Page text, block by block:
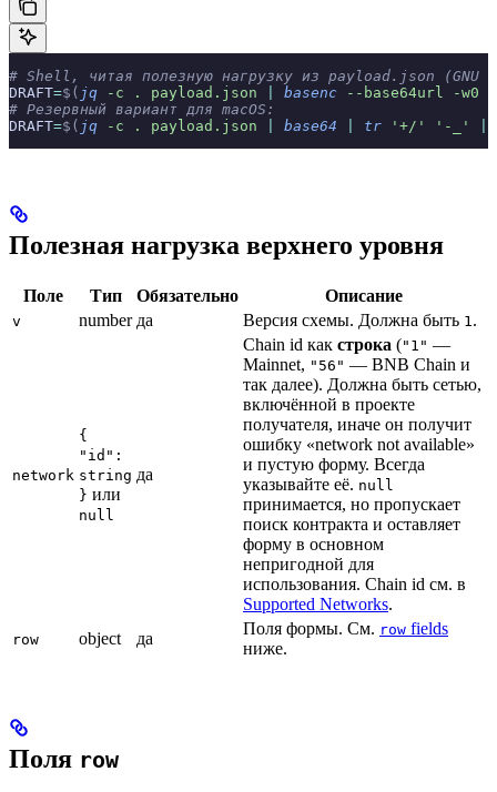
# Shell, читая полезную нагрузку из payload.json
DRAFT=$( jq -c . payload.json basenc --base64url -w0
# Резервный вариант для macOS:
DRAFT=$( jq -c . payload.json base64 tr '+/' '-_'
Полезная нагрузка верхнего уровня
Поле Тип Обязательно Описание
v number да Версия схемы. Должна быть 1.
network
{
"id":
string
} или
null
да
Chain id как строка ("1" —
Mainnet, "56" — BNB Chain и
так далее). Должна быть сетью,
включённой в проекте
получателя, иначе он получит
ошибку «network not available»
и пустую форму. Всегда
указывайте её. null
принимается, но пропускает
поиск контракта и оставляет
форму в основном
непригодной для
использования. Chain id см. в
Supported Networks.
row object да
Поля формы. См. row fields
ниже.
Поля row